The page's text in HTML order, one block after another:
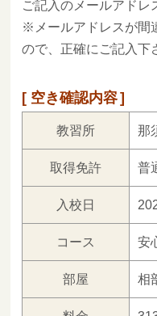
ご記入のメールアドレ
※メールアドレスが間
ので、正確にご記入下
空き確認内容
教習所 那
取得免許 普
入校日
コース 安
部屋 相